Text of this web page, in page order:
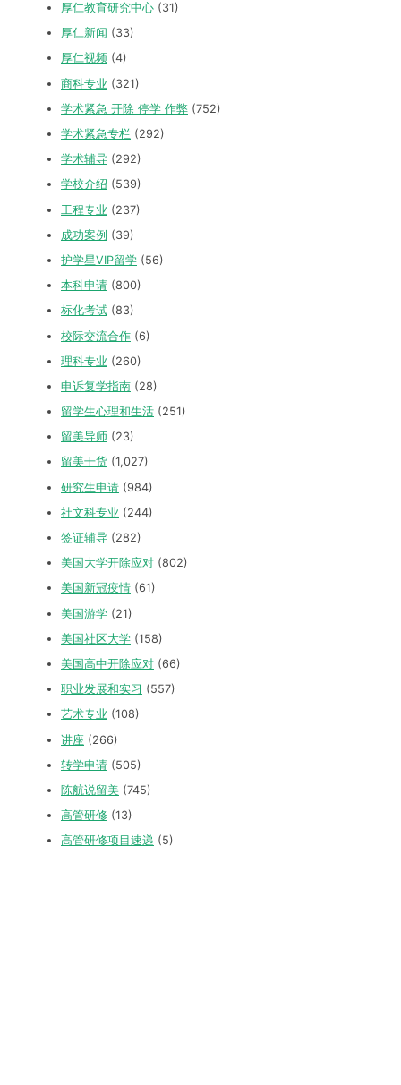
厚仁教育研究中心 (31)
厚仁新闻 (33)
厚仁视频 (4)
商科专业 (321)
学术紧急 开除 停学 作弊 (752)
学术紧急专栏 (292)
学术辅导 (292)
学校介绍 (539)
工程专业 (237)
成功案例 (39)
护学星VIP留学 (56)
本科申请 (800)
标化考试 (83)
校际交流合作 (6)
理科专业 (260)
申诉复学指南 (28)
留学生心理和生活 (251)
留美导师 (23)
留美干货 (1,027)
研究生申请 (984)
社文科专业 (244)
签证辅导 (282)
美国大学开除应对 (802)
美国新冠疫情 (61)
美国游学 (21)
美国社区大学 (158)
美国高中开除应对 (66)
职业发展和实习 (557)
艺术专业 (108)
讲座 (266)
转学申请 (505)
陈航说留美 (745)
高管研修 (13)
高管研修项目速递 (5)